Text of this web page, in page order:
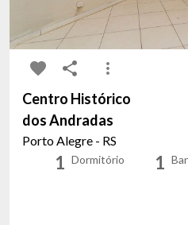
Centro Histórico
dos Andradas
Porto Alegre - RS
1 Dormitório 1